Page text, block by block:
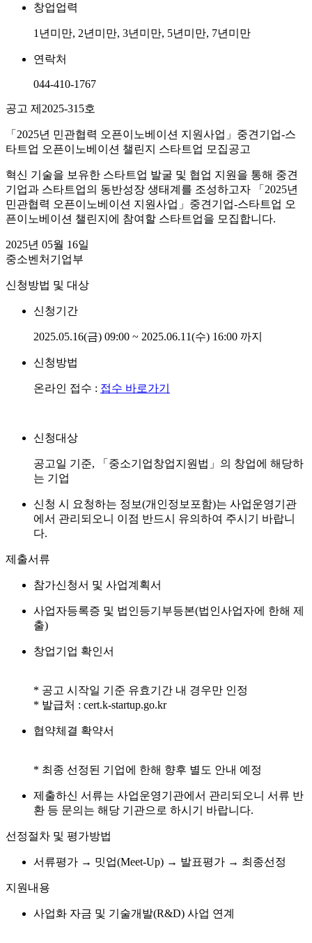
창업업력
1년미만, 2년미만, 3년미만, 5년미만, 7년미만
연락처
044-410-1767
공고 제2025-315호
「2025년 민관협력 오픈이노베이션 지원사업」중견기업-스
타트업 오픈이노베이션 챌린지 스타트업 모집공고
혁신 기술을 보유한 스타트업 발굴 및 협업 지원을 통해 중견
기업과 스타트업의 동반성장 생태계를 조성하고자 「2025년
민관협력 오픈이노베이션 지원사업」중견기업-스타트업 오
픈이노베이션 챌린지에 참여할 스타트업을 모집합니다.
2025년 05월 16일
중소벤처기업부
신청방법 및 대상
신청기간
2025.05.16(금) 09:00 ~ 2025.06.11(수) 16:00 까지
신청방법
온라인 접수 : 접수 바로가기
신청대상
공고일 기준, 「중소기업창업지원법」의 창업에 해당하
는 기업
신청 시 요청하는 정보(개인정보포함)는 사업운영기관
에서 관리되오니 이점 반드시 유의하여 주시기 바랍니
다.
제출서류
참가신청서 및 사업계획서
사업자등록증 및 법인등기부등본(법인사업자에 한해 제
출)
창업기업 확인서
* 공고 시작일 기준 유효기간 내 경우만 인정
* 발급처 : cert.k-startup.go.kr
협약체결 확약서
* 최종 선정된 기업에 한해 향후 별도 안내 예정
제출하신 서류는 사업운영기관에서 관리되오니 서류 반
환 등 문의는 해당 기관으로 하시기 바랍니다.
선정절차 및 평가방법
서류평가 → 밋업(Meet-Up) → 발표평가 → 최종선정
지원내용
사업화 자금 및 기술개발(R&D) 사업 연계